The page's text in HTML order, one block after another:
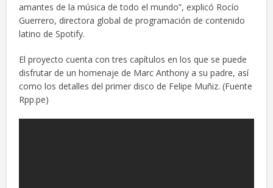
amantes de la música de todo el mundo”, explicó Rocío
Guerrero, directora global de programación de contenido
latino de Spotify.
El proyecto cuenta con tres capítulos en los que se puede
disfrutar de un homenaje de Marc Anthony a su padre, así
como los detalles del primer disco de Felipe Muñiz. (Fuente
Rpp.pe)